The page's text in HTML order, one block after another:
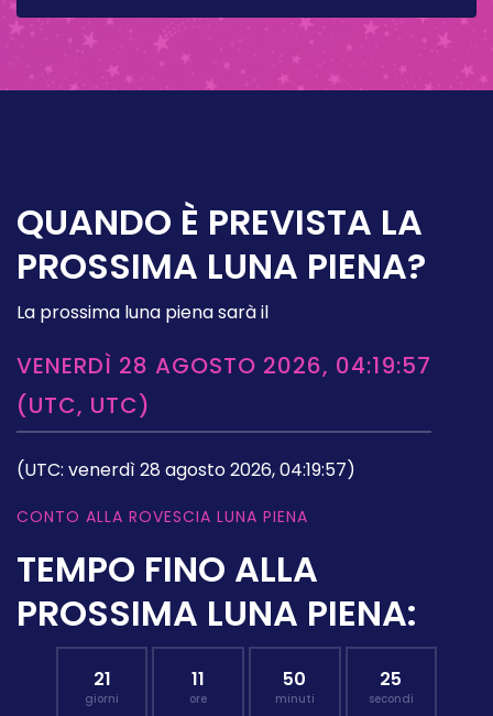
QUANDO È PREVISTA LA
PROSSIMA LUNA PIENA?
La prossima luna piena sarà il
VENERDÌ 28 AGOSTO 2026, 04:19:57
(UTC, UTC)
(UTC: venerdì 28 agosto 2026, 04:19:57)
CONTO ALLA ROVESCIA LUNA PIENA
TEMPO FINO ALLA
PROSSIMA LUNA PIENA:
21
giorni
11
ore
50
minuti
24
secondi